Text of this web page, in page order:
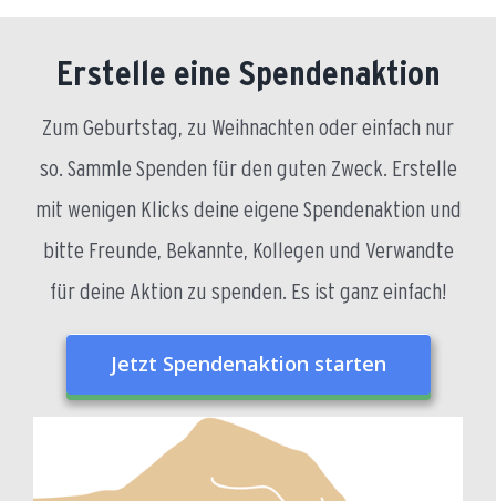
Erstelle eine Spendenaktion
Zum Geburtstag, zu Weihnachten oder einfach nur
so. Sammle Spenden für den guten Zweck. Erstelle
mit wenigen Klicks deine eigene Spendenaktion und
bitte Freunde, Bekannte, Kollegen und Verwandte
für deine Aktion zu spenden. Es ist ganz einfach!
Jetzt Spendenaktion starten